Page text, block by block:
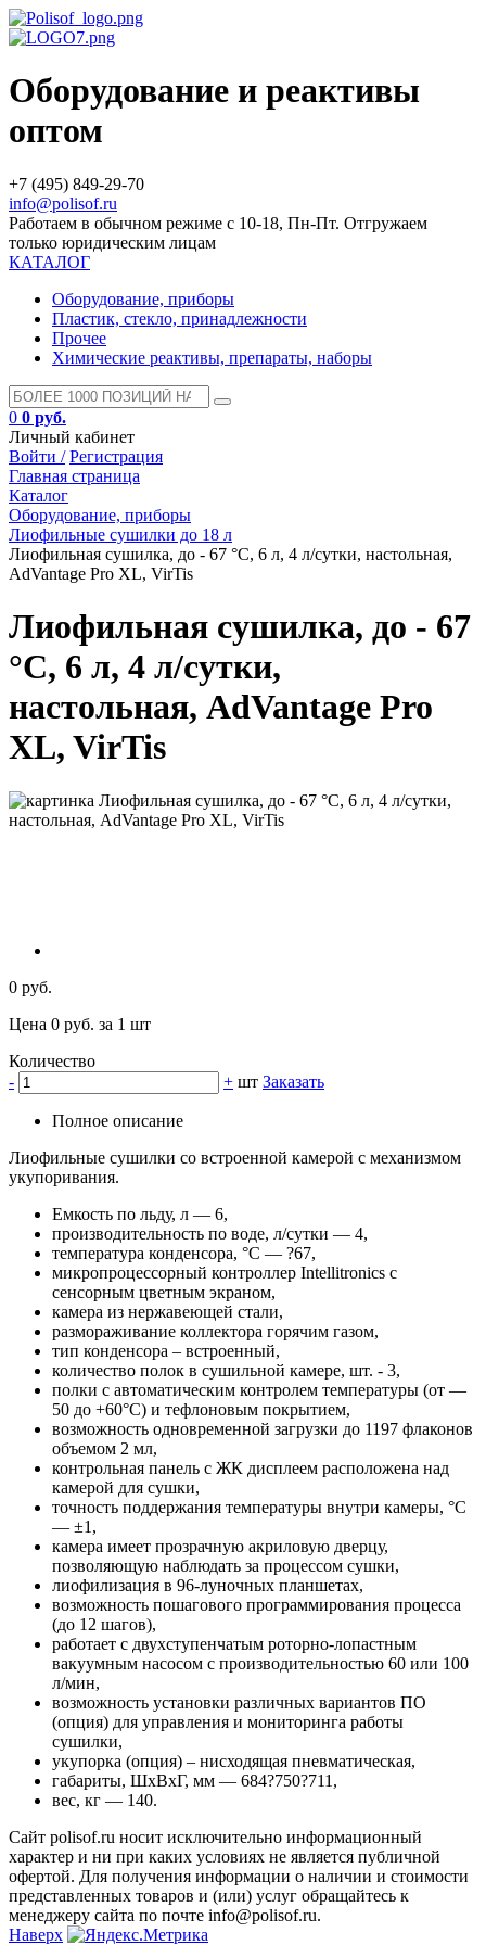
Оборудование и реактивы
оптом
+7 (495) 849-29-70
info@polisof.ru
Работаем в обычном режиме с 10-18, Пн-Пт. Отгружаем
только юридическим лицам
КАТАЛОГ
Оборудование, приборы
Пластик, стекло, принадлежности
Прочее
Химические реактивы, препараты, наборы
0 0 руб.
Личный кабинет
Войти / Регистрация
Главная страница
Каталог
Оборудование, приборы
Лиофильные сушилки до 18 л
Лиофильная сушилка, до - 67 °С, 6 л, 4 л/сутки, настольная,
AdVantage Pro XL, VirTis
Лиофильная сушилка, до - 67
°С, 6 л, 4 л/сутки,
настольная, AdVantage Pro
XL, VirTis
0 руб.
Цена 0 руб. за 1 шт
Количество
-
+ шт Заказать
Полное описание
Лиофильные сушилки cо встроенной камерой с механизмом
укупоривания.
Емкость по льду, л — 6,
производительность по воде, л/сутки — 4,
температура конденсора, °C — ?67,
микропроцессорный контроллер Intellitronics с
сенсорным цветным экраном,
камера из нержавеющей стали,
размораживание коллектора горячим газом,
тип конденсора – встроенный,
количество полок в сушильной камере, шт. - 3,
полки с автоматическим контролем температуры (от —
50 до +60°C) и тефлоновым покрытием,
возможность одновременной загрузки до 1197 флаконов
объемом 2 мл,
контрольная панель с ЖК дисплеем расположена над
камерой для сушки,
точность поддержания температуры внутри камеры, °C
— ±1,
камера имеет прозрачную акриловую дверцу,
позволяющую наблюдать за процессом сушки,
лиофилизация в 96-луночных планшетах,
возможность пошагового программирования процесса
(до 12 шагов),
работает с двухступенчатым роторно-лопастным
вакуумным насосом с производительностью 60 или 100
л/мин,
возможность установки различных вариантов ПО
(опция) для управления и мониторинга работы
сушилки,
укупорка (опция) – нисходящая пневматическая,
габариты, ШхВхГ, мм — 684?750?711,
вес, кг — 140.
Сайт polisof.ru носит исключительно информационный
характер и ни при каких условиях не является публичной
офертой. Для получения информации о наличии и стоимости
представленных товаров и (или) услуг обращайтесь к
менеджеру сайта по почте info@polisof.ru.
Наверх